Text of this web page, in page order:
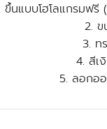
ขึ้นแบบโฮโลแกรมฟรี
2. ข
3. ท
4. สีเ
5. ลอกอ